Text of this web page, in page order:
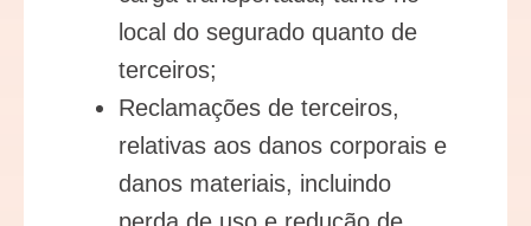
local do segurado quanto de
terceiros;
Reclamações de terceiros,
relativas aos danos corporais e
danos materiais, incluindo